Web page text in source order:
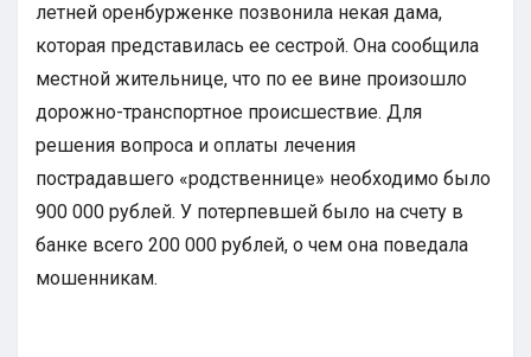
летней оренбурженке позвонила некая дама,
которая представилась ее сестрой. Она сообщила
местной жительнице, что по ее вине произошло
дорожно-транспортное происшествие. Для
решения вопроса и оплаты лечения
пострадавшего «родственнице» необходимо было
900 000 рублей. У потерпевшей было на счету в
банке всего 200 000 рублей, о чем она поведала
мошенникам.